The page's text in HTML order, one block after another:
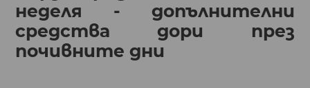
неделя - допълнителни
средства дори през
почивните дни